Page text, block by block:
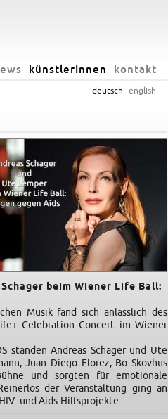
künstlerInnen kontakt
deutsch english
beim Wiener Life Ball:
Musik fand sich anlässlich des
Celebration Concert im Wiener
standen Andreas Schager und Ute
Juan Diego Florez, Bo Skovhus
und sorgten für emotionale
der Veranstaltung ging an
und Aids-Hilfsprojekte.